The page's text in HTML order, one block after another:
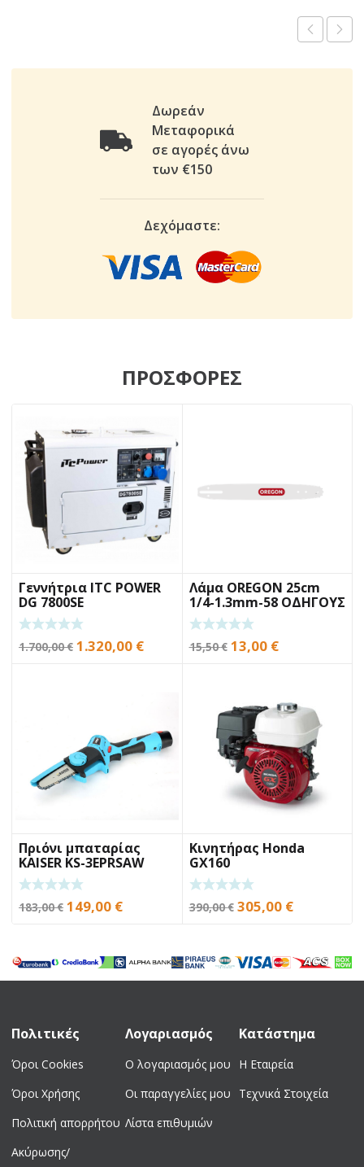
Δωρεάν
Μεταφορικά
σε αγορές άνω
των €150
Δεχόμαστε:
ΠΡΟΣΦΟΡΕΣ
Γεννήτρια ITC POWER
DG 7800SE
1.700,00€ Original
1.320,00 €Η
Λάμα OREGON 25cm
1/4-1.3mm-58 ΟΔΗΓΟΥΣ
15,50€ Original
15,50 €.
13,00 €Η
είναι:
13,00 €.
Πριόνι μπαταρίας
KAISER KS-3EPRSAW
183,00€ Original
183,00 €.
149,00 €Η
είναι:
149,00 €.
Κινητήρας Honda
GX160
390,00€ Original
390,00 €.
305,00 €Η
είναι:
305,00 €.
Πολιτικές
Όροι Cookies
Όροι Χρήσης
Πολιτική απορρήτου
Ακύρωσης/
Λογαριασμός
Ο λογαριασμός μου
Οι παραγγελίες μου
Λίστα επιθυμιών
Κατάστημα
Η Εταιρεία
Τεχνικά Στοιχεία